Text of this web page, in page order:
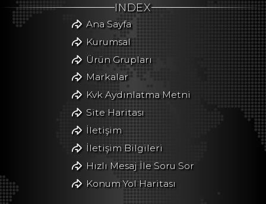
INDEX
Ana Sayfa
Kurumsal
Ürün Grupları
Markalar
Kvk Aydınlatma Metni
Site Haritası
İletişim
İletişim Bilgileri
Hızlı Mesaj İle Soru Sor
Konum Yol Haritası